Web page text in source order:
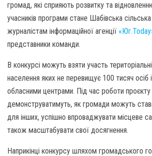
громад, які сприяють розвитку та
учасників програми стане Шабівська
журналістам інформаційної агенції
представники команди.
В конкурсі можуть взяти участь
населення яких не перевищує 100 тисяч осіб
обласними центрами. Під час роботи проєкту
демонструватимуть, як громади можуть
для інших, успішно впроваджувати місцеве
також масштабувати свої досягнення.
Наприкінці конкурсу шляхом громадського